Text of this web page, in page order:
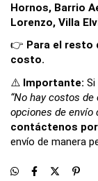
Hornos, Barrio
Lorenzo, Villa
👉 Para el resto
costo.
⚠️ Importante:
“No hay costos
opciones de envío
contáctenos
envío de manera